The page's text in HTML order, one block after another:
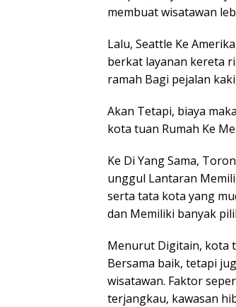
membuat wisatawan
Lalu, Seattle Ke
berkat layanan kereta
ramah Bagi pejalan
Akan Tetapi, biaya
kota tuan Rumah Ke
Ke Di Yang Sama,
unggul Lantaran
serta tata kota yang
dan Memiliki banyak
Menurut Digitain, kota
Bersama baik, tetapi
wisatawan. Faktor
terjangkau, kawasan